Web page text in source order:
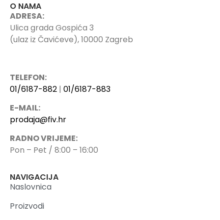
O NAMA
ADRESA:
Ulica grada Gospića 3
(ulaz iz Čavićeve), 10000 Zagreb
TELEFON:
01/6187-882 | 01/6187-883
E-MAIL:
prodaja@fiv.hr
RADNO VRIJEME:
Pon – Pet / 8:00 – 16:00
NAVIGACIJA
Naslovnica
Proizvodi